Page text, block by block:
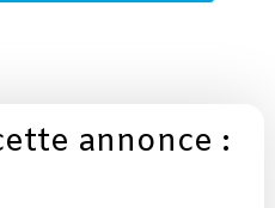
annonce :